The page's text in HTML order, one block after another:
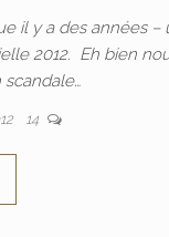
il y a des années
2012. Eh bien
scandale…
14